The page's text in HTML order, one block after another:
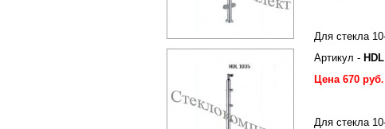
Для стекла
Артикул -
Цена 670 руб.
Для стекла